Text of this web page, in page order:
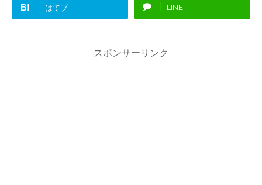
B! はてブ LINE
スポンサーリンク